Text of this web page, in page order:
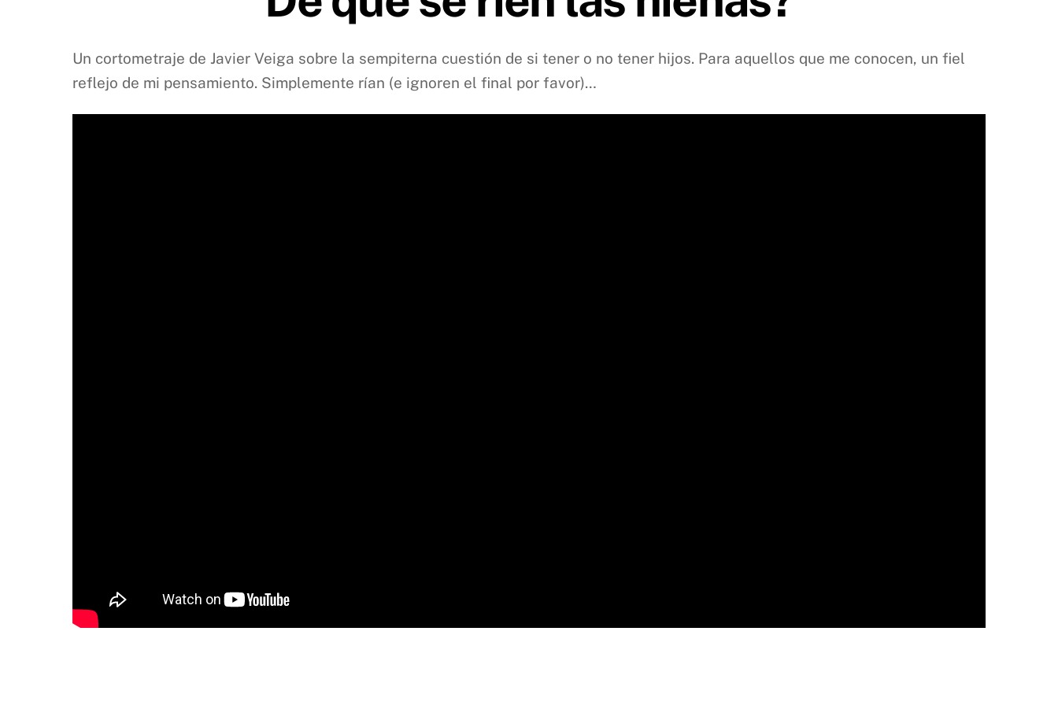
Un cortometraje de Javier Veiga sobre la sempiterna cuestión de si tener o no tener hijos. Para aquellos que me conocen, un fiel
reflejo de mi pensamiento. Simplemente rían (e ignoren el final por favor)…